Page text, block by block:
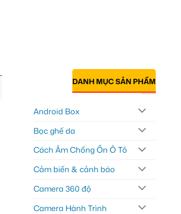
DANH MỤC SẢN PHẨM
Android Box
Bọc ghế da
Cách Âm Chống Ồn Ô Tô
Cảm biến & cảnh báo
Camera 360 độ
Camera Hành Trình